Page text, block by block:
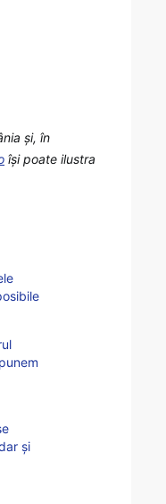
şi, în
îşi poate ilustra
și